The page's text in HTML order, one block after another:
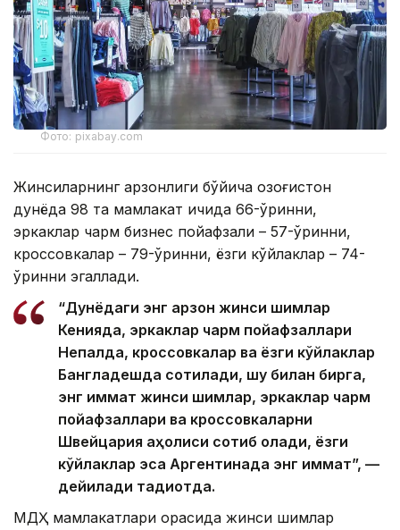
Фото: pixabay.com
Жинсиларнинг арзонлиги бўйича Қозоғистон
дунёда 98 та мамлакат ичида 66-ўринни,
эркаклар чарм бизнес пойафзали – 57-ўринни,
кроссовкалар – 79-ўринни, ёзги кўйлаклар – 74-
ўринни эгаллади.
“Дунёдаги энг арзон жинси шимлар
Кенияда, эркаклар чарм пойафзаллари
Непалда, кроссовкалар ва ёзги кўйлаклар
Бангладешда сотилади, шу билан бирга,
энг қиммат жинси шимлар, эркаклар чарм
пойафзаллари ва кроссовкаларни
Швейцария аҳолиси сотиб олади, ёзги
кўйлаклар эса Аргентинада энг қиммат”, —
дейилади тадқиқотда.
МДҲ мамлакатлари орасида жинси шимлар